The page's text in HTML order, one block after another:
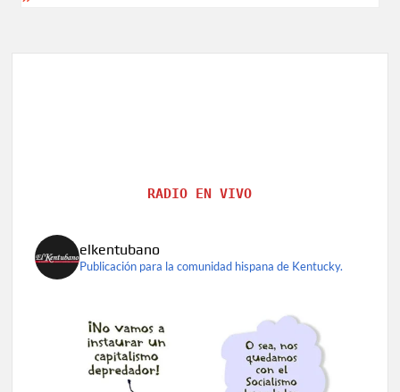
RADIO EN VIVO
elkentubano
Publicación para la comunidad hispana de Kentucky.